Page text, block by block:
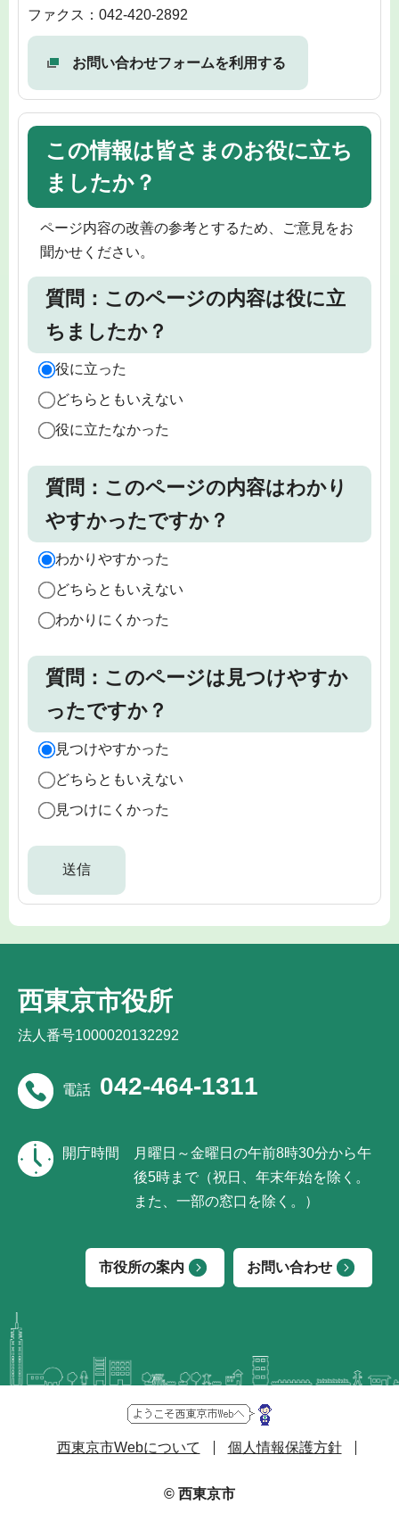
ファクス：042-420-2892
お問い合わせフォームを利用する
この情報は皆さまのお役に立ち
ましたか？
ページ内容の改善の参考とするため、ご意見をお
聞かせください。
質問：このページの内容は役に立
ちましたか？
役に立った
どちらともいえない
役に立たなかった
質問：このページの内容はわかり
やすかったですか？
わかりやすかった
どちらともいえない
わかりにくかった
質問：このページは見つけやすか
ったですか？
見つけやすかった
どちらともいえない
見つけにくかった
西東京市役所
法人番号1000020132292
電話 042-464-1311
開庁時間
月曜日～金曜日の午前8時30分から午
後5時まで（祝日、年末年始を除く。
また、一部の窓口を除く。）
市役所の案内 お問い合わせ
西東京市Webについて 個人情報保護方針
© 西東京市